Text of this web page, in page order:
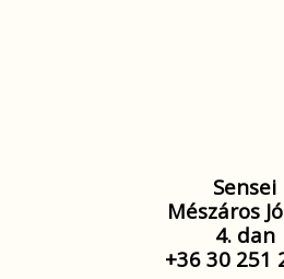
Sensei
Mészáros
4. dan
+36 30 251